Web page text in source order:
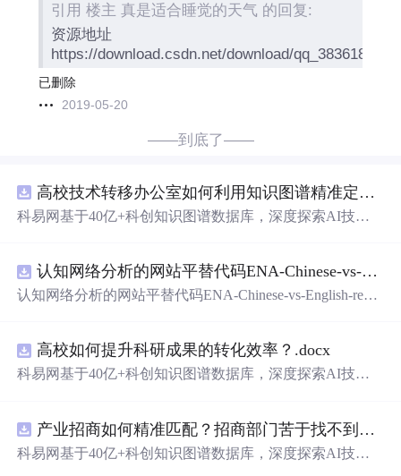
引用 楼主 真是适合睡觉的天气 的回复:
资源地址
https://download.csdn.net/download/qq_38361800/
已删除
2019-05-20
——到底了——
高校技术转移办公室如何利用知识图谱精准定位产业需求与技术适配点？.docx
科易网基于40亿+科创知识图谱数据库，深度探索AI技术
新领域的AI+数智化解决方案，推动科技创新与产业创新
智能化发展。
认知网络分析的网站平替代码ENA-Chinese-vs-English-reproducible.zip
认知网络分析的网站平替代码ENA-Chinese-vs-English-repro
高校如何提升科研成果的转化效率？.docx
科易网基于40亿+科创知识图谱数据库，深度探索AI技术
新领域的AI+数智化解决方案，推动科技创新与产业创新
智能化发展。
产业招商如何精准匹配？招商部门苦于找不到符合产业链补链强链方向的目标企业怎么办？.docx
科易网基于40亿+科创知识图谱数据库，深度探索AI技术